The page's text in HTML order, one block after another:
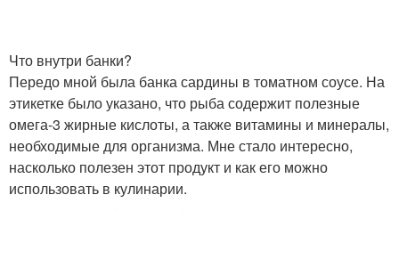
Что внутри банки?
Передо мной была банка сардины в томатном соусе. На
этикетке было указано, что рыба содержит полезные
омега-3 жирные кислоты, а также витамины и минералы,
необходимые для организма. Мне стало интересно,
насколько полезен этот продукт и как его можно
использовать в кулинарии.